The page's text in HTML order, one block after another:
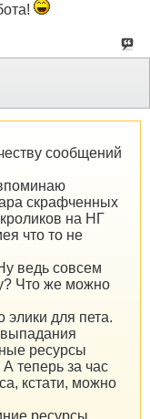
сообщений
скрафченных
на НГ
что то не
ведь совсем
Что же можно
элики для пета.
выпадания
ресурсы
теперь за час
кстати, можно